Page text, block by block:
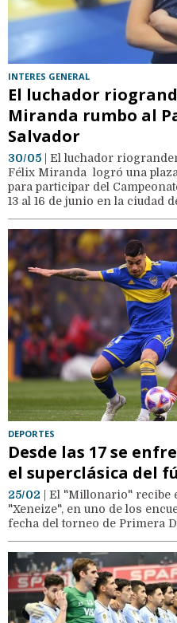
INTERES GENERAL
El luchador
Miranda rumbo al
Salvador
30/05 | El luchador
Félix Miranda logró una
para participar del
13 al 16 de junio en la ciudad
DEPORTES
Desde las 17 se
el superclásica del
25/02 | El "Millonario" recibe
"Xeneize", en uno de los
fecha del torneo de Primera